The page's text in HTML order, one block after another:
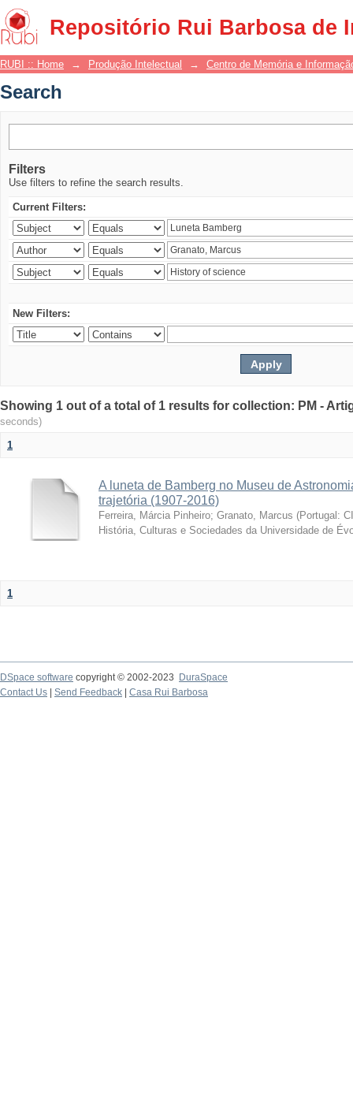
Repositório Rui Barbosa de
Search
RUBI :: Home → Produção Intelectual → Centro de Memória e
Search
Filters
Use filters to refine the search results.
Current Filters:
New Filters:
Showing 1 out of a total of 1 results for collection: PM -
seconds)
1
A luneta de Bamberg no Museu de
trajetória (1907-2016)
Ferreira, Márcia Pinheiro; Granato, Marcus (Portugal:
História, Culturas e Sociedades da Universidade de
1
DSpace software copyright © 2002-2023
DuraSpace
Contact Us
Send Feedback Casa Rui Barbosa